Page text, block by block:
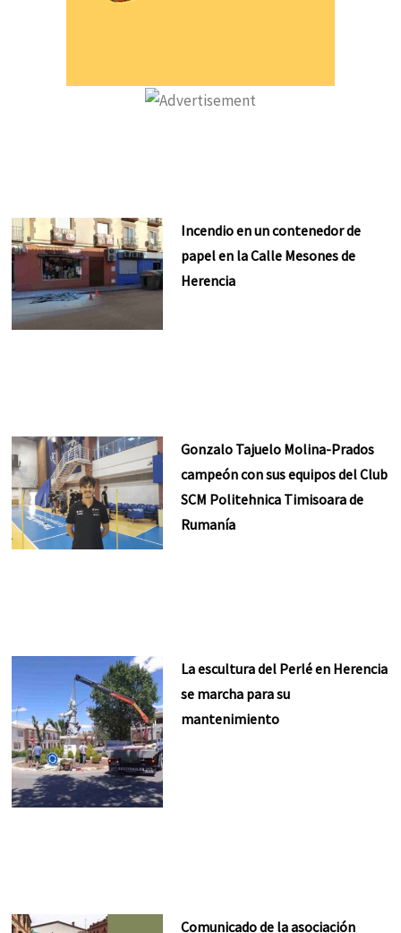
Incendio en un contenedor de
papel en la Calle Mesones de
Herencia
Gonzalo Tajuelo Molina-Prados
campeón con sus equipos del Club
SCM Politehnica Timisoara de
Rumanía
La escultura del Perlé en Herencia
se marcha para su
mantenimiento
Comunicado de la asociación